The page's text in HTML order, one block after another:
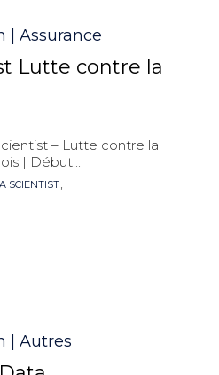
| Assurance
Lutte contre la
– Lutte contre la
| Début...
SCIENTIST,
| Autres